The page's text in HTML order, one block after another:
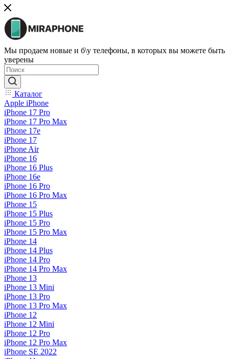
Мы продаем новые и б\у телефоны, в которых вы можете быть
уверены
Каталог
Apple iPhone
iPhone 17 Pro
iPhone 17 Pro Max
iPhone 17e
iPhone 17
iPhone Air
iPhone 16
iPhone 16 Plus
iPhone 16e
iPhone 16 Pro
iPhone 16 Pro Max
iPhone 15
iPhone 15 Plus
iPhone 15 Pro
iPhone 15 Pro Max
iPhone 14
iPhone 14 Plus
iPhone 14 Pro
iPhone 14 Pro Max
iPhone 13
iPhone 13 Mini
iPhone 13 Pro
iPhone 13 Pro Max
iPhone 12
iPhone 12 Mini
iPhone 12 Pro
iPhone 12 Pro Max
iPhone SE 2022